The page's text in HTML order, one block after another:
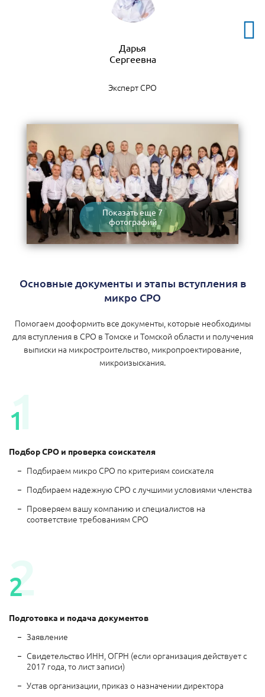
Дарья
Сергеевна
Эксперт СРО
Показать еще 7
фотографий
Основные документы и этапы вступления в
микро СРО
Помогаем дооформить все документы, которые необходимы
для вступления в СРО в Томске и Томской области и получения
выписки на микростроительство, микропроектирование,
микроизыскания.
Подбор СРО и проверка соискателя
Подбираем микро СРО по критериям соискателя
Подбираем надежную СРО с лучшими условиями членства
Проверяем вашу компанию и специалистов на
соответствие требованиям СРО
Подготовка и подача документов
Заявление
Свидетельство ИНН, ОГРН (если организация действует с
2017 года, то лист записи)
Устав организации, приказ о назначении директора